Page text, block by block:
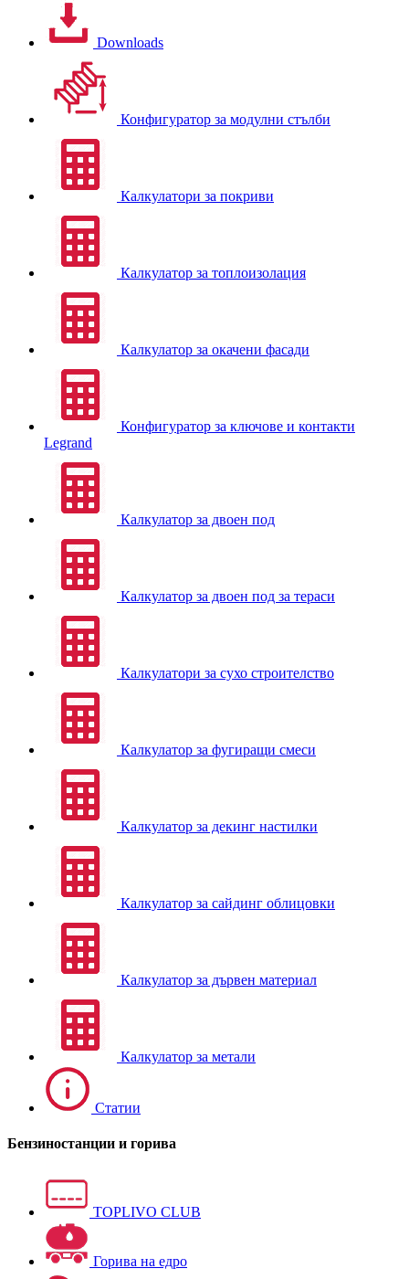
Downloads
Конфигуратор за модулни стълби
Калкулатори за покриви
Калкулатор за топлоизолация
Калкулатор за окачени фасади
Конфигуратор за ключове и контакти
Legrand
Калкулатор за двоен под
Калкулатор за двоен под за тераси
Калкулатори за сухо строителство
Калкулатор за фугиращи смеси
Калкулатор за декинг настилки
Калкулатор за сайдинг облицовки
Калкулатор за дървен материал
Калкулатор за метали
Статии
Бензиностанции и горива
TOPLIVO CLUB
Горива на едро